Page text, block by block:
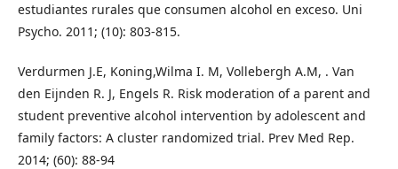
estudiantes rurales que consumen alcohol en exceso. Uni
Psycho. 2011; (10): 803-815.
Verdurmen J.E, Koning,Wilma I. M, Vollebergh A.M, . Van
den Eijnden R. J, Engels R. Risk moderation of a parent and
student preventive alcohol intervention by adolescent and
family factors: A cluster randomized trial. Prev Med Rep.
2014; (60): 88-94